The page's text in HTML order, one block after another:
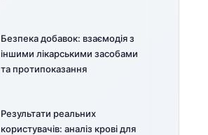
Безпека добавок: взаємодія з
іншими лікарськими засобами
та протипоказання
Результати реальних
користувачів: аналіз крові для